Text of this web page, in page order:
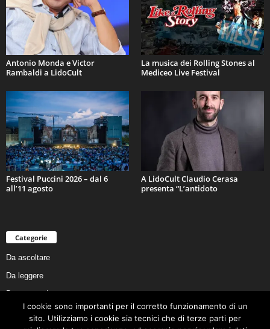
Antonio Monda e Victor
Rambaldi a LidoCult
La musica dei Rolling Stones al
Mediceo Live Festival
Festival Puccini 2026 – dal 6
all’11 agosto
A LidoCult Claudio Cerasa
presenta “L’antidoto
Categorie
Da ascoltare
Da leggere
Da non perdere
Da conoscere
I cookie sono importanti per il corretto funzionamento di un
sito. Utilizziamo i cookie sia tecnici che di terze parti per